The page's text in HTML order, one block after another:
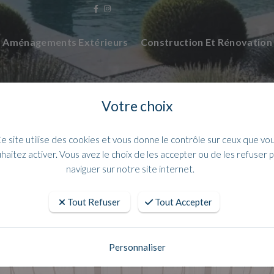
Aménagements Extérieurs Construction Et Rénovation
Crema pour vos rénovations
Votre choix
site utilise des cookies et vous donne le contrôle sur ceux que
activer. Vous avez le choix de les accepter ou de les refuser
naviguer sur notre site internet.
Tout Refuser Tout Accepter
Personnaliser